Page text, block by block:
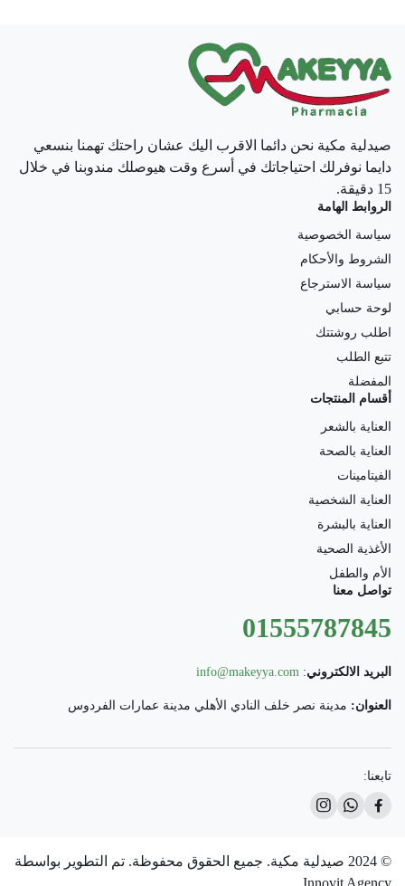
صيدلية مكية نحن دائما الاقرب اليك عشان راحتك تهمنا بنسعي
دايما نوفرلك احتياجاتك في أسرع وقت هيوصلك مندوبنا في خلال
15 دقيقة.
الروابط الهامة
سياسة الخصوصية
الشروط والأحكام
سياسة الاسترجاع
لوحة حسابي
اطلب روشتتك
تتبع الطلب
المفضلة
أقسام المنتجات
العناية بالشعر
العناية بالصحة
الفيتامينات
العناية الشخصية
العناية بالبشرة
الأغذية الصحية
الأم والطفل
تواصل معنا
01555787845
البريد الالكتروني:
info@makeyya.com
العنوان: مدينة نصر خلف النادي الأهلي مدينة عمارات الفردوس
تابعنا:
© 2024 صيدلية مكية. جميع الحقوق محفوظة. تم التطوير بواسطة
Innovit Agency